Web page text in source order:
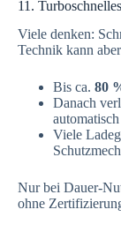
11.
Viele denken:
Technik kann
Bis ca. 80
Danach
automatisch
Viele
Nur bei Dauer-
ohne